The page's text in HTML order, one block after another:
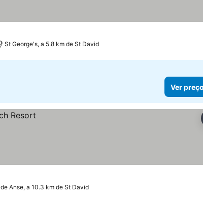
St George's, a 5.8 km de St David
Ver
Anse, a 10.3 km de St David